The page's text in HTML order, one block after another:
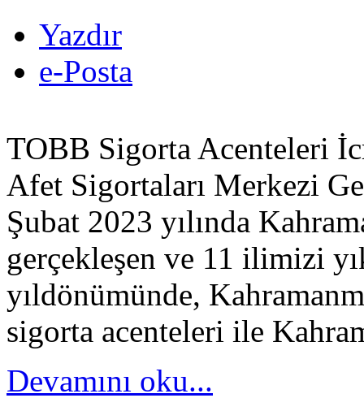
Yazdır
e-Posta
TOBB Sigorta Acenteleri
Afet Sigortaları Merkezi
Şubat 2023 yılında
gerçekleşen ve 11 ilimizi
yıldönümünde,
sigorta acenteleri ile
Devamını oku...